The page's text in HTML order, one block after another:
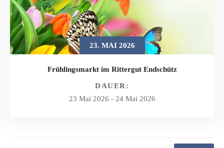
23. MAI 2026
Frühlingsmarkt im Rittergut Endschütz
DAUER:
23 Mai 2026 - 24 Mai 2026